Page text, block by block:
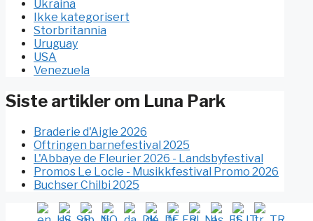
Ukraina
Ikke kategorisert
Storbritannia
Uruguay
USA
Venezuela
Siste artikler om Luna Park
Braderie d'Aigle 2026
Oftringen barnefestival 2025
L'Abbaye de Fleurier 2026 - Landsbyfestival
Promos Le Locle - Musikkfestival Promo 2026
Buchser Chilbi 2025